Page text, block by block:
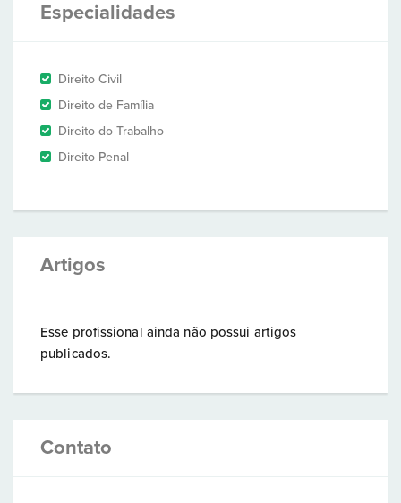
Especialidades
Direito Civil
Direito de Família
Direito do Trabalho
Direito Penal
Artigos
Esse profissional ainda não possui artigos
publicados.
Contato